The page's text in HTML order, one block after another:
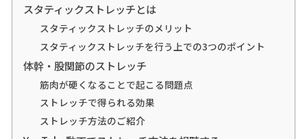
スタティックストレッチとは
スタティックストレッチのメリット
スタティックストレッチを行う上での3つのポイント
体幹・股関節のストレッチ
筋肉が硬くなることで起こる問題点
ストレッチで得られる効果
ストレッチ方法のご紹介